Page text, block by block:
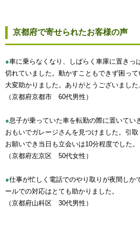
京都府で寄せられたお客様の声
●車に乗らなくなり、しばらく車庫に置きっ
切れていました。動かすこともできず困っ
大変助かりました。ありがとうございました
（京都府京都市 60代男性）
●息子が乗っていた車を転勤の際に置いてい
おもいでガレージさんを見つけました。引
お願いでき当日も立会いは10分程度でした。
（京都府左京区 50代女性）
●仕事が忙しく電話でのやり取りが夜間しか
ールでの対応はとても助かりました。
（京都府山科区 30代男性）